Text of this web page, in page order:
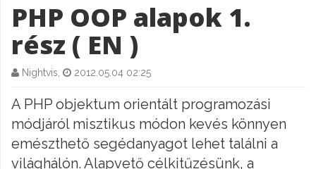
PHP OOP alapok 1.
rész ( EN )
Nightvis, 2012.05.04 02:25
A PHP objektum orientált programozási
módjáról misztikus módon kevés könnyen
emészthető segédanyagot lehet találni a
világhálón. Alapvető célkitűzésünk, a